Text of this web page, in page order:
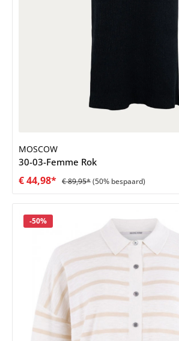
MOSCOW
30-03-Femme Rok
€ 44,98* € 89,95*(50% bespaard)
Korting
-50%